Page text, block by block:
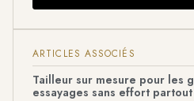
ARTICLES ASSOCIÉS
Tailleur sur mesure pour les
essayages sans effort partout